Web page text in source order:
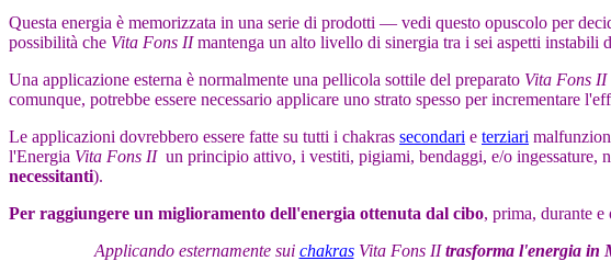
Questa energia è memorizzata in una serie di prodotti — vedi questo opuscolo per
possibilità che Vita Fons IImantenga un alto livello di sinergia tra i sei aspetti instabili
Una applicazione esterna è normalmente una pellicola sottile del preparato Vita Fons II
comunque, potrebbe essere necessario applicare uno strato spesso per incrementare
Le applicazioni dovrebbero essere fatte su tutti i chakras secondari e terziari
l'Energia Vita Fons IIun principio attivo, i vestiti, pigiami, bendaggi, e/o ingessature,
necessitanti).
Per raggiungere un miglioramento dell'energia ottenuta dal cibo, prima, durante
Applicando esternamente sui chakras Vita Fons IItrasforma l'energia in